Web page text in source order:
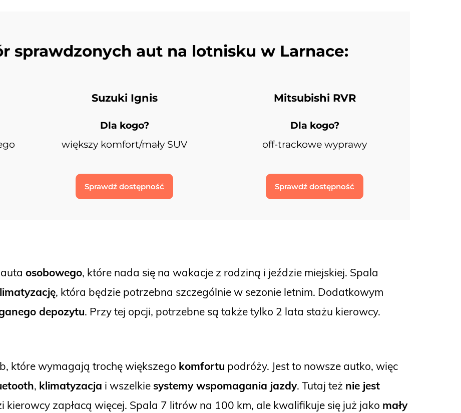
sprawdzonych aut na lotnisku w Larnace:
Suzuki Ignis
Dla kogo?
większy komfort/mały SUV
Sprawdź dostępność
Mitsubishi RVR
Dla kogo?
off-trackowe wyprawy
Sprawdź dostępność
osobowego, które nada się na wakacje z rodziną i jeździe miejskiej. Spala
, która będzie potrzebna szczególnie w sezonie letnim. Dodatkowym
depozytu. Przy tej opcji, potrzebne są także tylko 2 lata stażu kierowcy.
które wymagają trochę większego komfortu podróży. Jest to nowsze autko, więc
, klimatyzacja i wszelkiesystemy wspomagania jazdy. Tutaj też nie jest
kierowcy zapłacą więcej. Spala 7 litrów na 100 km, ale kwalifikuje się już jako mały